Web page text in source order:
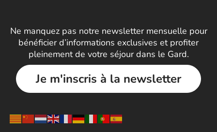
Ne manquez pas notre newsletter mensuelle pour
bénéficier d’informations exclusives et profiter
pleinement de votre séjour dans le Gard.
Je m'inscris à la newsletter